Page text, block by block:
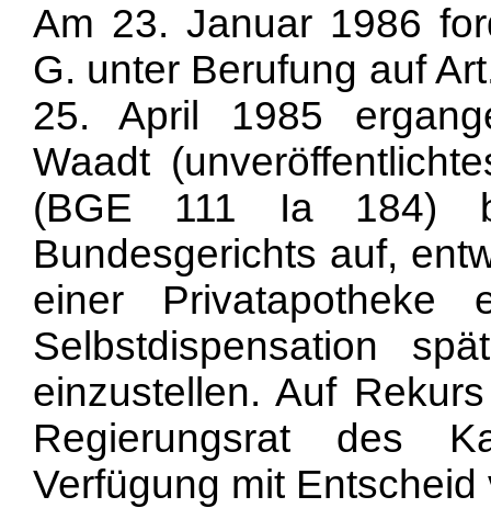
Am 23. Januar 1986
G. unter Berufung auf
25. April 1985
Waadt
(BGE 111 Ia 184)
Bundesgerichts auf,
einer Privatapotheke
Selbstdispensation
einzustellen. Auf
Regierungsrat des
Verfügung mit